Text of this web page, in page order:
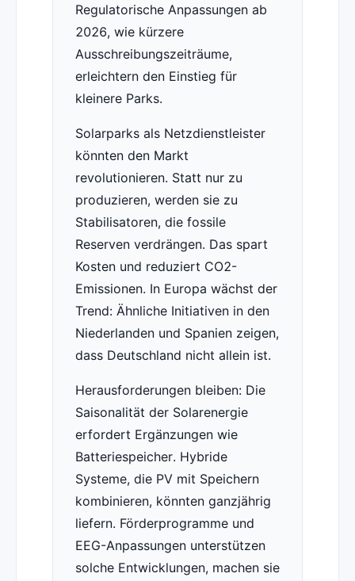
Regulatorische Anpassungen ab
2026, wie kürzere
Ausschreibungszeiträume,
erleichtern den Einstieg für
kleinere Parks.
Solarparks als Netzdienstleister
könnten den Markt
revolutionieren. Statt nur zu
produzieren, werden sie zu
Stabilisatoren, die fossile
Reserven verdrängen. Das spart
Kosten und reduziert CO2-
Emissionen. In Europa wächst der
Trend: Ähnliche Initiativen in den
Niederlanden und Spanien zeigen,
dass Deutschland nicht allein ist.
Herausforderungen bleiben: Die
Saisonalität der Solarenergie
erfordert Ergänzungen wie
Batteriespeicher. Hybride
Systeme, die PV mit Speichern
kombinieren, könnten ganzjährig
liefern. Förderprogramme und
EEG-Anpassungen unterstützen
solche Entwicklungen, machen sie